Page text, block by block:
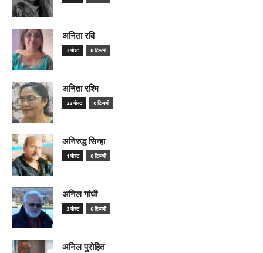
अनिता रवि
3 पोस्ट 0 टिप्पणी
अनिता रश्मि
22 पोस्ट 0 टिप्पणी
अनिरुद्ध सिन्हा
1 पोस्ट 0 टिप्पणी
अनिल गांधी
3 पोस्ट 0 टिप्पणी
अनिल पुरोहित